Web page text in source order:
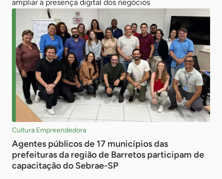
ampliar a presença digital dos negócios
Cultura Empreendedora
Agentes públicos de 17 municípios das
prefeituras da região de Barretos participam de
capacitação do Sebrae-SP